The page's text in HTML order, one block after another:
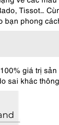
Tissot…
phong
giá trị
sai khác